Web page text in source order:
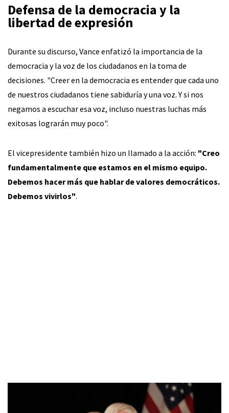
Defensa de la democracia y la
libertad de expresión
Durante su discurso, Vance enfatizó la importancia de la
democracia y la voz de los ciudadanos en la toma de
decisiones. "Creer en la democracia es entender que cada uno
de nuestros ciudadanos tiene sabiduría y una voz. Y si nos
negamos a escuchar esa voz, incluso nuestras luchas más
exitosas lograrán muy poco".
El vicepresidente también hizo un llamado a la acción: "Creo
fundamentalmente que estamos en el mismo equipo.
Debemos hacer más que hablar de valores democráticos.
Debemos vivirlos".